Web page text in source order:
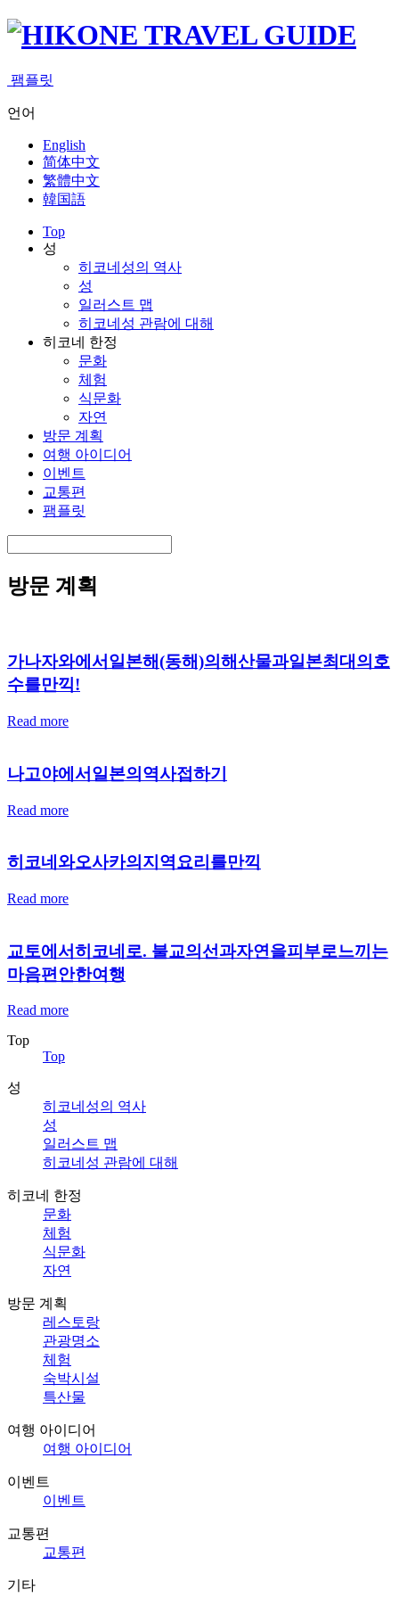
팸플릿
언어
English
简体中文
繁體中文
韓国語
Top
성
히코네성의 역사
성
일러스트 맵
히코네성 관람에 대해
히코네 한정
문화
체험
식문화
자연
방문 계획
여행 아이디어
이벤트
교통편
팸플릿
방문 계획
가나자와에서일본해(동해)의해산물과일본최대의호
수를만끽!
Read more
나고야에서일본의역사접하기
Read more
히코네와오사카의지역요리를만끽
Read more
교토에서히코네로. 불교의선과자연을피부로느끼는
마음편안한여행
Read more
Top
Top
성
히코네성의 역사
성
일러스트 맵
히코네성 관람에 대해
히코네 한정
문화
체험
식문화
자연
방문 계획
레스토랑
관광명소
체험
숙박시설
특산물
여행 아이디어
여행 아이디어
이벤트
이벤트
교통편
교통편
기타